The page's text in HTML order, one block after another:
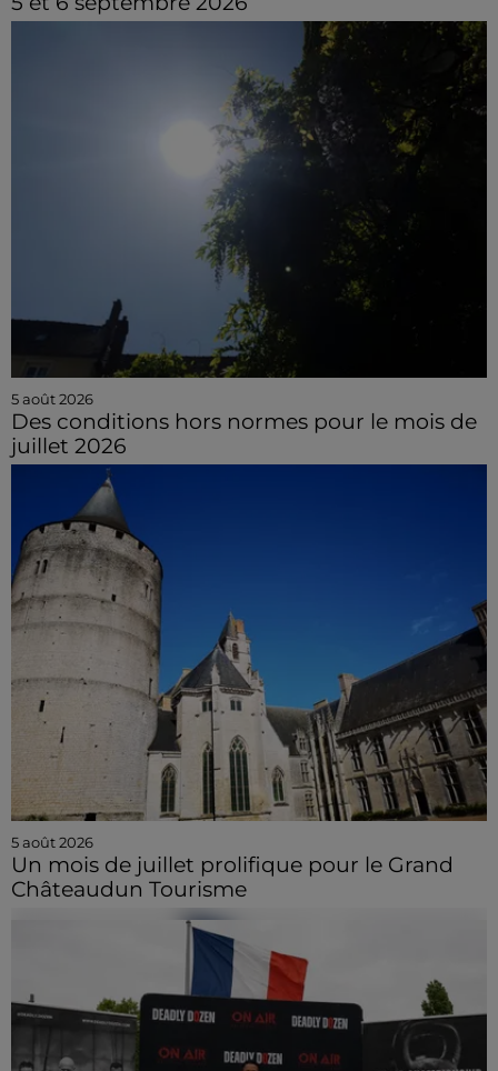
5 août 2026
Des conditions hors normes pour le mois de
juillet 2026
5 août 2026
Un mois de juillet prolifique pour le Grand
Châteaudun Tourisme